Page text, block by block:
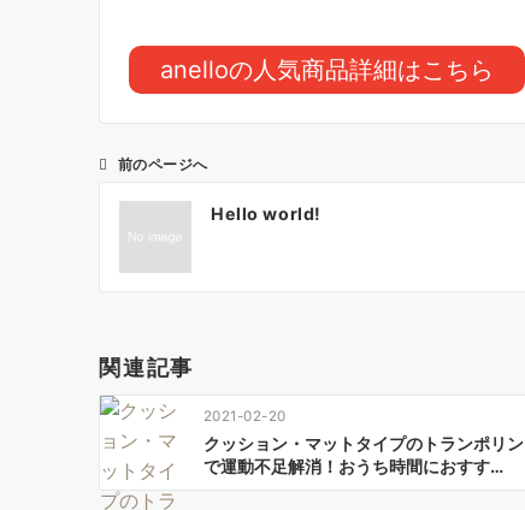
anelloの人気商品詳細はこちら
シ
ョ
ン
前のページへ
Hello world!
関連記事
2021-02-20
クッション・マットタイプのトランポリン
で運動不足解消！おうち時間におすす…